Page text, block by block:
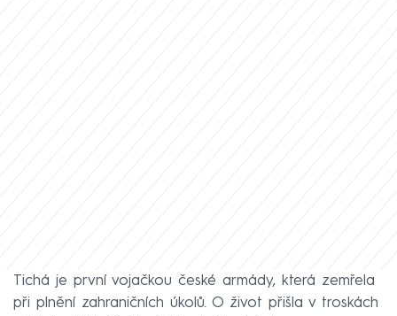
Tichá je první vojačkou české armády, která zemřela
při plnění zahraničních úkolů. O život přišla v troskách